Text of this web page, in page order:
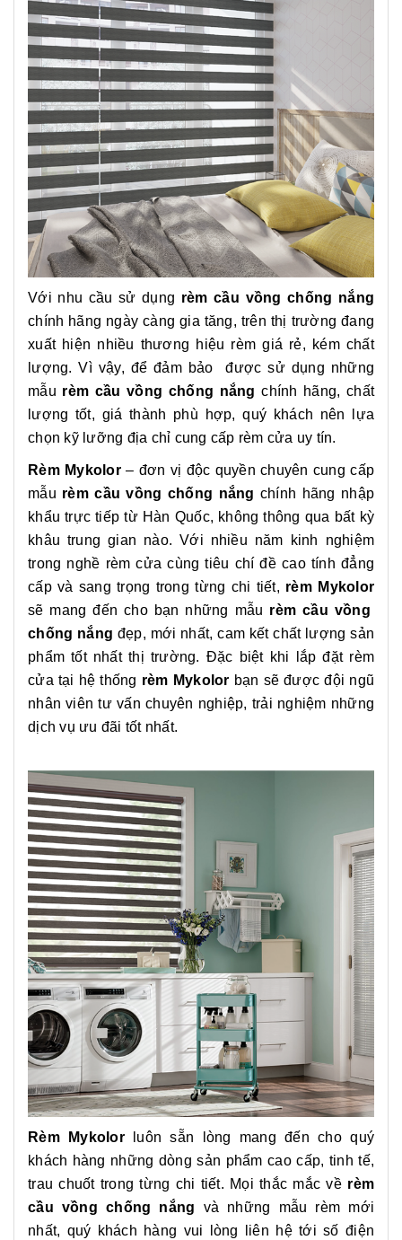
Với nhu cầu sử dụng rèm cầu vồng chống nắng
chính hãng ngày càng gia tăng, trên thị trường đang
xuất hiện nhiều thương hiệu rèm giá rẻ, kém chất
lượng. Vì vậy, để đảm bảo được sử dụng những
mẫu rèm cầu vồng chống nắng chính hãng, chất
lượng tốt, giá thành phù hợp, quý khách nên lựa
chọn kỹ lưỡng địa chỉ cung cấp rèm cửa uy tín.
Rèm Mykolor– đơn vị độc quyền chuyên cung cấp
mẫu rèm cầu vồng chống nắng chính hãng nhập
khẩu trực tiếp từ Hàn Quốc, không thông qua bất kỳ
khâu trung gian nào. Với nhiều năm kinh nghiệm
trong nghề rèm cửa cùng tiêu chí đề cao tính đẳng
cấp và sang trọng trong từng chi tiết, rèm Mykolor
sẽ mang đến cho bạn những mẫu rèm cầu vồng
chống nắng đẹp, mới nhất, cam kết chất lượng sản
phẩm tốt nhất thị trường. Đặc biệt khi lắp đặt rèm
cửa tại hệ thống rèm Mykolor bạn sẽ được đội ngũ
nhân viên tư vấn chuyên nghiệp, trải nghiệm những
dịch vụ ưu đãi tốt nhất.
Rèm Mykolorluôn sẵn lòng mang đến cho quý
khách hàng những dòng sản phẩm cao cấp, tinh tế,
trau chuốt trong từng chi tiết. Mọi thắc mắc về rèm
cầu vồng chống nắng và những mẫu rèm mới
nhất, quý khách hàng vui lòng liên hệ tới số điện